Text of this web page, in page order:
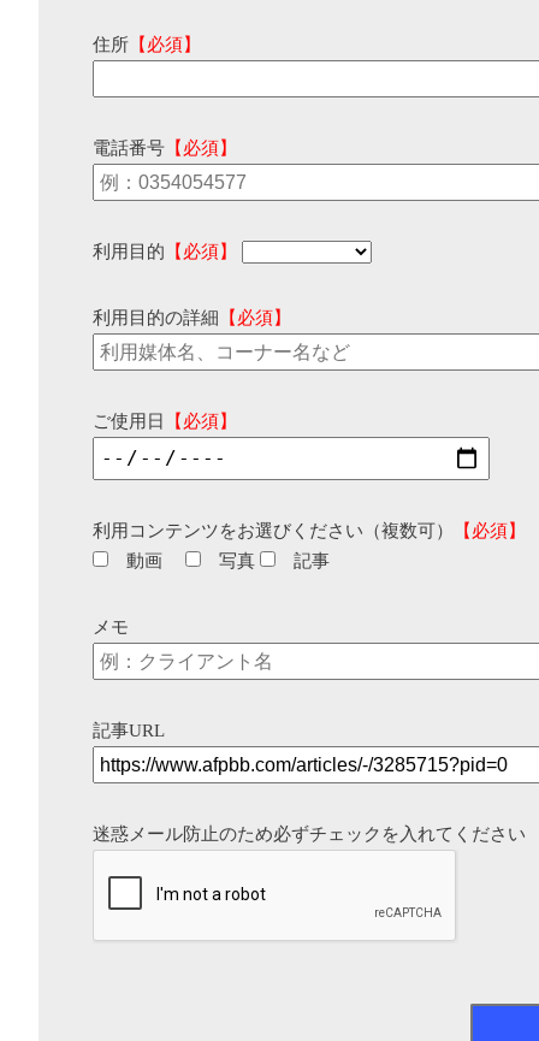
住所 【必須】
電話番号 【必須】
利用目的 【必須】
利用目的の詳細 【必須】
ご使用日 【必須】
利用コンテンツをお選びください（複数可）
【必須】
動画
写真 記事
メモ
記事URL
迷惑メール防止のため必ずチェックを入れてください